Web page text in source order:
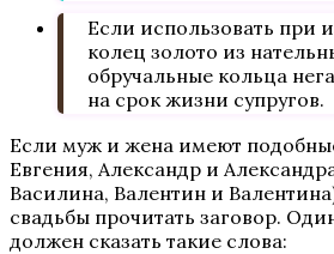
Если использовать при
колец золото из
обручальные кольца
на срок жизни супругов.
Если муж и жена имеют
Евгения, Александр и
Василина, Валентин и
свадьбы прочитать заговор.
должен сказать такие слова: